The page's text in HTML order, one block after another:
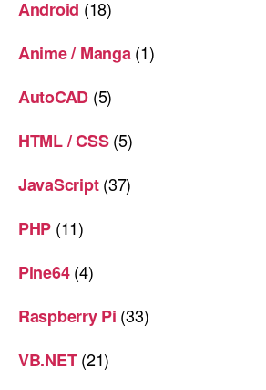
Android (18)
Anime / Manga(1)
AutoCAD (5)
HTML / CSS(5)
JavaScript(37)
PHP (11)
Pine64(4)
Raspberry Pi (33)
VB.NET(21)